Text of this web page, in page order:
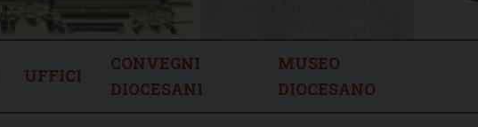
UFFICI
CONVEGNI
DIOCESANI
MUSEO
DIOCESANO